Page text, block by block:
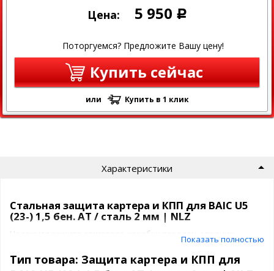
Цена: 5 950 Р
Поторгуемся? Предложите Вашу цену!
Купить сейчас
или Купить в 1 клик
Характеристики
Стальная защита картера и КПП для BAIC U5
(23-) 1,5 бен. AT / сталь 2 мм | NLZ
Надежная защита двигателя, коробки передач и прочих
важных узлов особенно важна на российских дорогах. Модель
от бренда NLZизготовлена изпрочной стали толщиной 2
мми обеспечивает оптимальный уровень безопасности при
Показать полностью
Тип товара: Защита картера и КПП для